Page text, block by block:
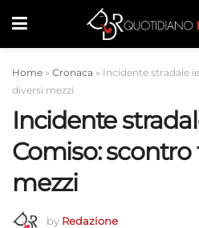
Home » Cronaca » Incidente stradale
diversi mezzi
Incidente
Comiso: scontro
mezzi
by Redazione